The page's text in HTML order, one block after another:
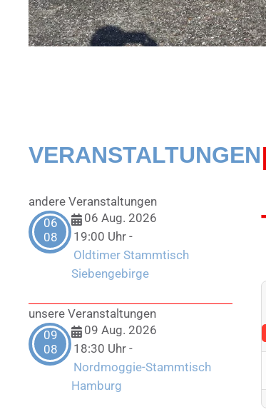
VERANSTALTUNGEN
andere Veranstaltungen
06
08
06 Aug. 2026
19:00 Uhr -
Oldtimer Stammtisch
Siebengebirge
unsere Veranstaltungen
09
08
09 Aug. 2026
18:30 Uhr -
Nordmoggie-Stammtisch
Hamburg